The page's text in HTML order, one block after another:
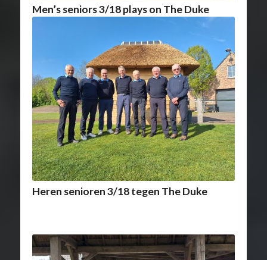
Men’s seniors 3/18 plays on The Duke
Heren senioren 3/18 tegen The Duke